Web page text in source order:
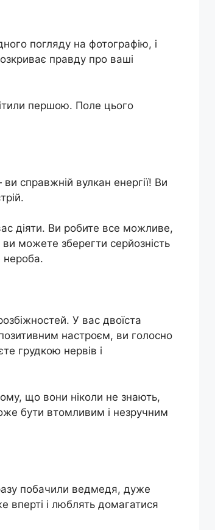
погляду на фотографію, і
правду про ваші
першою. Поле цього
справжній вулкан енергії! Ви
діяти. Ви робите все можливе,
можете зберегти серйозність
нероба.
У вас двоїста
настроєм, ви голосно
грудкою нервів і
що вони ніколи не знають,
бути втомливим і незручним
побачили ведмедя, дуже
вперті і люблять домагатися